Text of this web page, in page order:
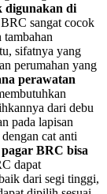
digunakan di
sangat cocok
tambahan
sifatnya yang
perumahan yang
perawatan
dari debu
pada lapisan
cat anti
BRC bisa
dapat
dari segi tinggi,